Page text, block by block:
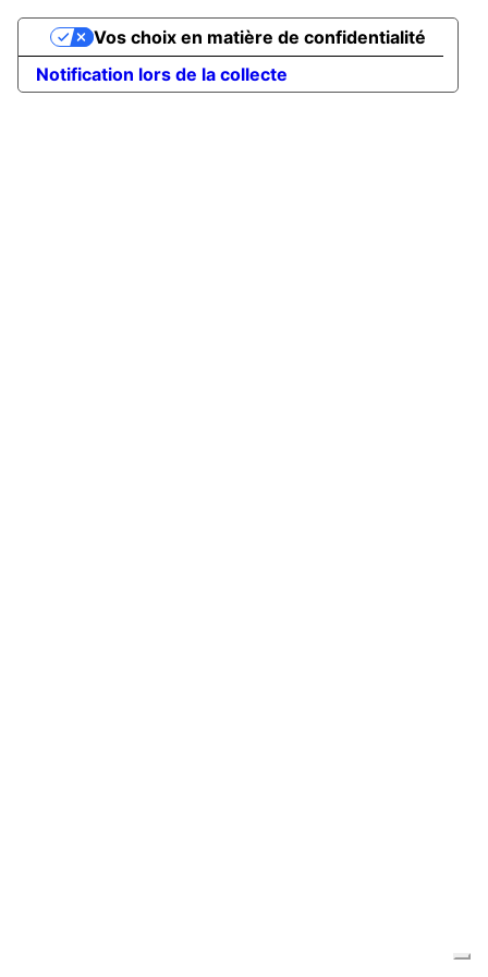
Notification lors de la collecte
Vos choix en matière de confidentialité